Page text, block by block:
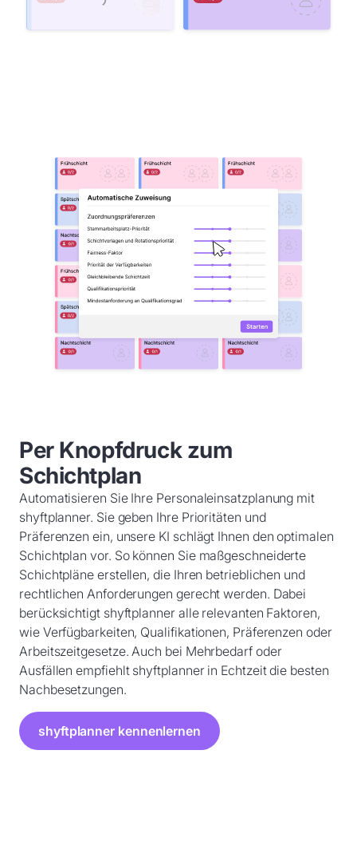
Per Knopfdruck zum
Schichtplan
Automatisieren Sie Ihre Personaleinsatzplanung mit
shyftplanner. Sie geben Ihre Prioritäten und
Präferenzen ein, unsere KI schlägt Ihnen den optimalen
Schichtplan vor. So können Sie maßgeschneiderte
Schichtpläne erstellen, die Ihren betrieblichen und
rechtlichen Anforderungen gerecht werden. Dabei
berücksichtigt shyftplanner alle relevanten Faktoren,
wie Verfügbarkeiten, Qualifikationen, Präferenzen oder
Arbeitszeitgesetze. Auch bei Mehrbedarf oder
Ausfällen empfiehlt shyftplanner in Echtzeit die besten
Nachbesetzungen.
shyftplanner kennenlernen